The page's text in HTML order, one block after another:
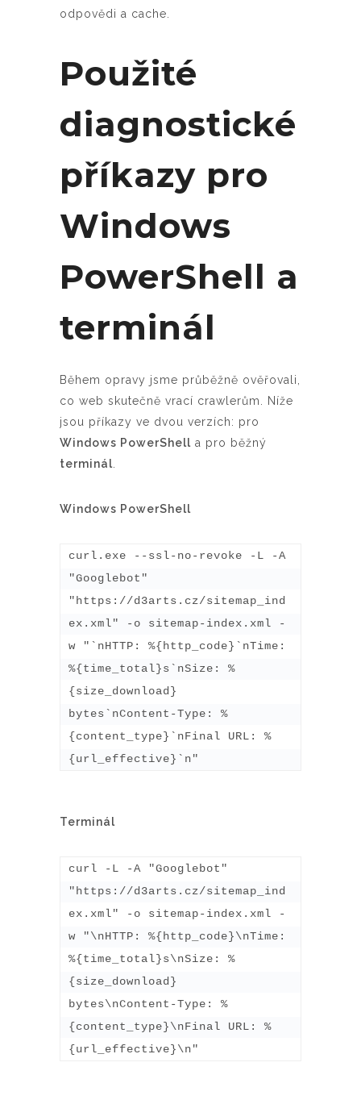
odpovědi a cache.
Použité
diagnostické
příkazy pro
Windows
PowerShell a
terminál
Během opravy jsme průběžně ověřovali,
co web skutečně vrací crawlerům. Níže
jsou příkazy ve dvou verzích: pro
Windows PowerShell a pro běžný
terminál
Windows PowerShell
curl.exe --ssl-no-revoke -L -A
"Googlebot"
"https://d3arts.cz/sitemap_ind
ex.xml" -o sitemap-index.xml -
w "`nHTTP: %{http_code}`nTime:
%{time_total}s`nSize: %
{size_download}
bytes`nContent-Type: %
{content_type}`nFinal URL: %
{url_effective}`n"
Terminál
curl -L -A "Googlebot"
"https://d3arts.cz/sitemap_ind
ex.xml" -o sitemap-index.xml -
w "\nHTTP: %{http_code}\nTime:
%{time_total}s\nSize: %
{size_download}
bytes\nContent-Type: %
{content_type}\nFinal URL: %
{url_effective}\n"